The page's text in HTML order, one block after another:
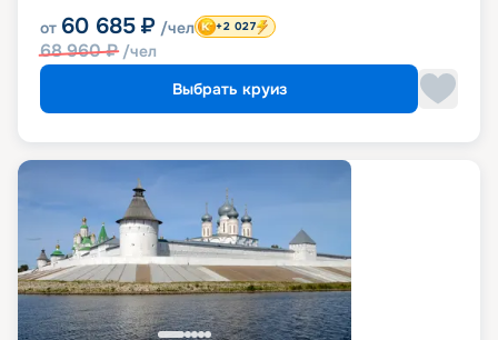
от 60 685 ₽ /чел
68 960₽ /чел
+2 027
Выбрать круиз